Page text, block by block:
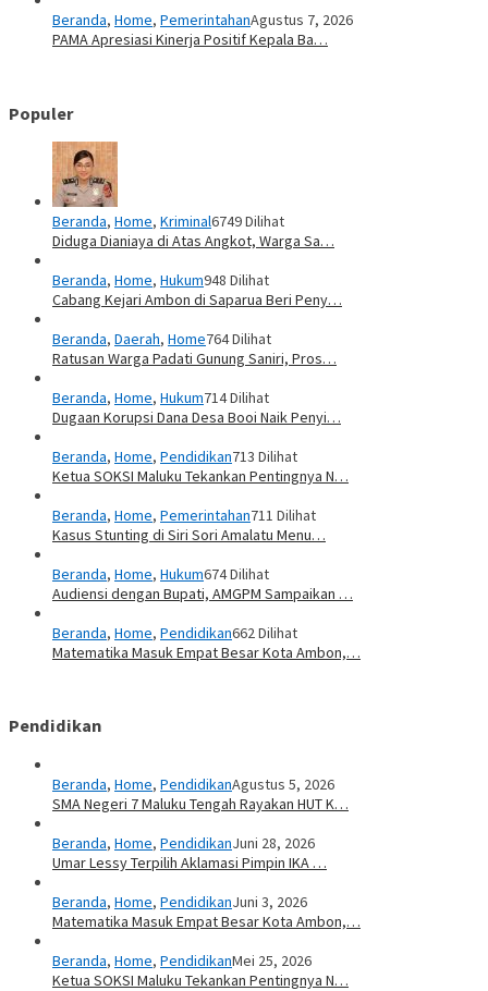
Beranda, Home, PemerintahanAgustus 7, 2026
PAMA Apresiasi Kinerja Positif Kepala Ba…
Populer
Beranda, Home, Kriminal6749 Dilihat
Diduga Dianiaya di Atas Angkot, Warga Sa…
Beranda, Home, Hukum948 Dilihat
Cabang Kejari Ambon di Saparua Beri Peny…
Beranda, Daerah, Home764 Dilihat
Ratusan Warga Padati Gunung Saniri, Pros…
Beranda, Home, Hukum714 Dilihat
Dugaan Korupsi Dana Desa Booi Naik Penyi…
Beranda, Home, Pendidikan713 Dilihat
Ketua SOKSI Maluku Tekankan Pentingnya N…
Beranda, Home, Pemerintahan711 Dilihat
Kasus Stunting di Siri Sori Amalatu Menu…
Beranda, Home, Hukum674 Dilihat
Audiensi dengan Bupati, AMGPM Sampaikan …
Beranda, Home, Pendidikan662 Dilihat
Matematika Masuk Empat Besar Kota Ambon,…
Pendidikan
Beranda, Home, PendidikanAgustus 5, 2026
SMA Negeri 7 Maluku Tengah Rayakan HUT K…
Beranda, Home, PendidikanJuni 28, 2026
Umar Lessy Terpilih Aklamasi Pimpin IKA …
Beranda, Home, PendidikanJuni 3, 2026
Matematika Masuk Empat Besar Kota Ambon,…
Beranda, Home, PendidikanMei 25, 2026
Ketua SOKSI Maluku Tekankan Pentingnya N…